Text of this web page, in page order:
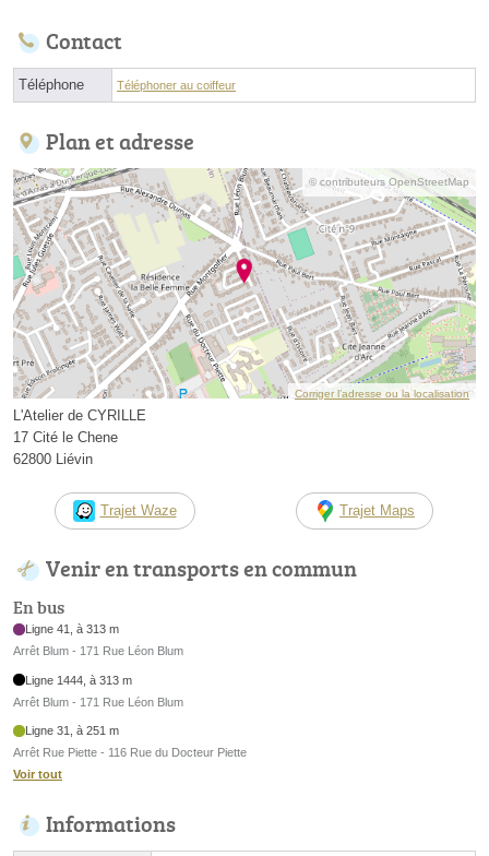
Contact
Téléphone Téléphoner au coiffeur
Plan et adresse
© contributeurs OpenStreetMap
Corriger l’adresse ou la localisation
L'Atelier de CYRILLE
17 Cité le Chene
62800 Liévin
Trajet Waze Trajet Maps
Venir en transports en commun
En bus
Ligne 41, à 313 m
Arrêt Blum - 171 Rue Léon Blum
Ligne 1444, à 313 m
Arrêt Blum - 171 Rue Léon Blum
Ligne 31, à 251 m
Arrêt Rue Piette - 116 Rue du Docteur Piette
Voir tout
Informations